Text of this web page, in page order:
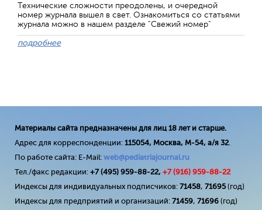
Технические сложности преодолены, и очередной
номер журнала вышел в свет. Ознакомиться со статьями
журнала можно в нашем разделе "Свежий номер"
подробнее
Материалы сайта предназначены для лиц 18 лет и старше.
Адрес для корреспонденции: 115054, Москва, М-54, а/я 32.
По работе сайта: E-Mail: web@pediatriajournal.ru
Тел./факс редакции: +7 (495) 959-88-22, +7 (916) 959-88-22
Индексы для индивидуальных подписчиков: 71458, 71695(год)
Индексы для предприятий и организаций: 71459, 71696 (год)